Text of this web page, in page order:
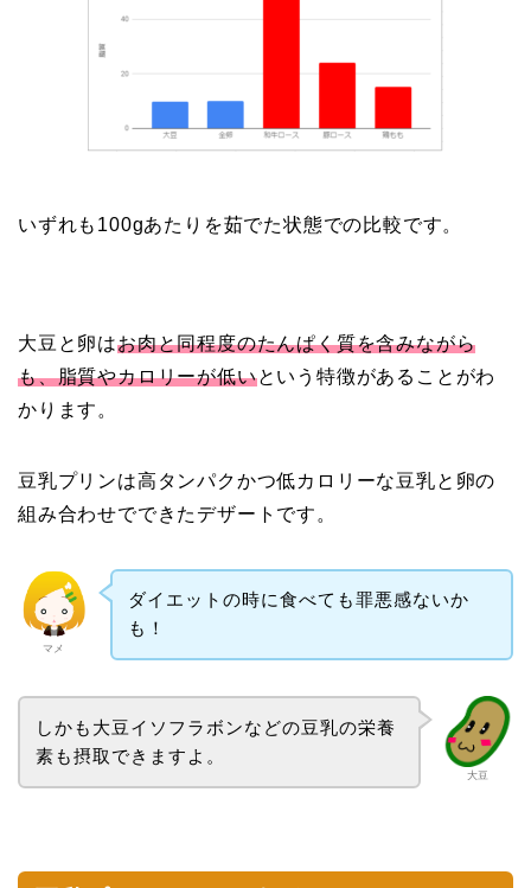
いずれも100gあたりを茹でた状態での比較です。
大豆と卵はお肉と同程度のたんぱく質を含みながら
も、脂質やカロリーが低いという特徴があることがわ
かります。
豆乳プリンは高タンパクかつ低カロリーな豆乳と卵の
組み合わせでできたデザートです。
マメ
ダイエットの時に食べても罪悪感ないか
も！
大豆
しかも大豆イソフラボンなどの豆乳の栄養
素も摂取できますよ。